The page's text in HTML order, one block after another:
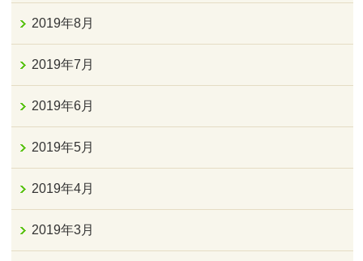
2019年8月
2019年7月
2019年6月
2019年5月
2019年4月
2019年3月